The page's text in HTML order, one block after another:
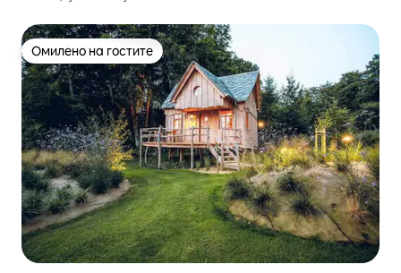
Омилено на гостите
Омилено на гостите